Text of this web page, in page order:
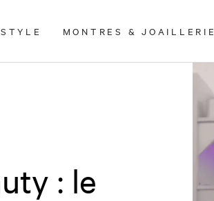
MONTRES & JOAILLERIE
: le